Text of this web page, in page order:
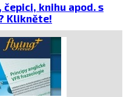
knihu apod. s
Klikněte!